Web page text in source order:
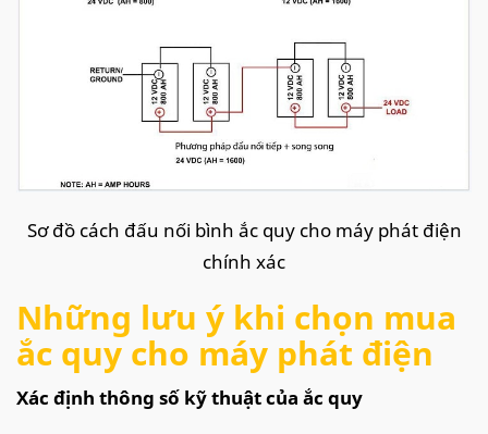
Sơ đồ cách đấu nối bình ắc quy cho máy phát điện
chính xác
Những lưu ý khi chọn mua
ắc quy cho máy phát điện
Xác định thông số kỹ thuật của ắc quy